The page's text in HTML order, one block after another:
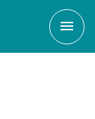
menu